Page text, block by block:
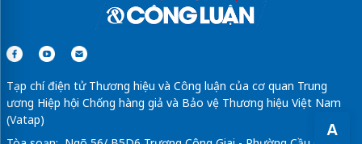
A
Tạp chí điện tử Thương hiệu và Công luận của cơ quan Trung
ương Hiệp hội Chống hàng giả và Bảo vệ Thương hiệu Việt Nam
(Vatap)